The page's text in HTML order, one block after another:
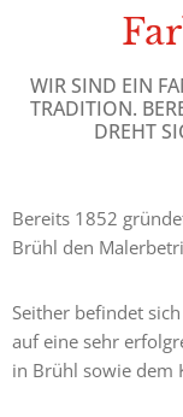
WIR SIND EIN
TRADITION.
DREHT
Bereits 1852
Brühl den
Seither befindet
auf eine sehr
in Brühl sowie dem